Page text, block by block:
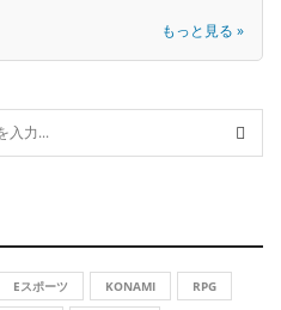
もっと見る »
Eスポーツ KONAMI RPG